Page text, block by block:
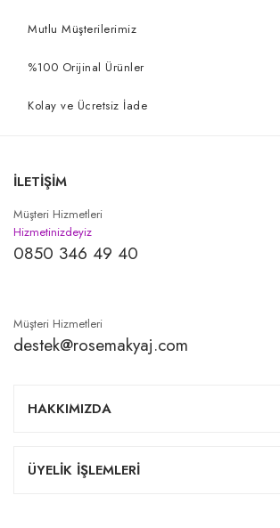
Mutlu Müşterilerimiz
%100 Orijinal Ürünler
Kolay ve Ücretsiz İade
İLETİŞİM
Müşteri Hizmetleri
Hizmetinizdeyiz
0850 346 49 40
Müşteri Hizmetleri
destek@rosemakyaj.com
HAKKIMIZDA
ÜYELİK İŞLEMLERİ